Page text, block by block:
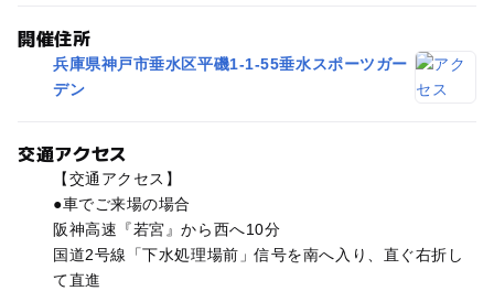
開催住所
兵庫県神戸市垂水区平磯1-1-55垂水スポーツガー
デン
交通アクセス
【交通アクセス】
●車でご来場の場合
阪神高速『若宮』から西へ10分
国道2号線「下水処理場前」信号を南へ入り、直ぐ右折し
て直進